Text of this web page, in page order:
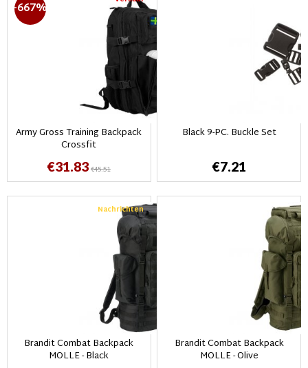
-667%
Army Gross Training Backpack
Crossfit
€31.83€45.51
Black 9-PC. Buckle Set
€7.21
Nachrichten
Brandit Combat Backpack
MOLLE - Black
Brandit Combat Backpack
MOLLE - Olive